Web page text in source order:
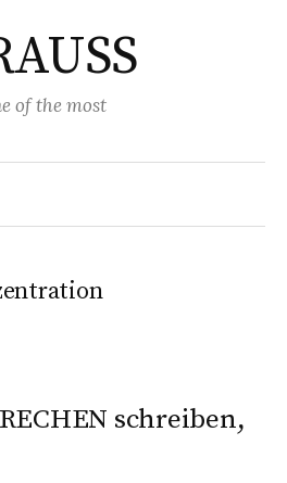
of the most
Suchen
schreiben,